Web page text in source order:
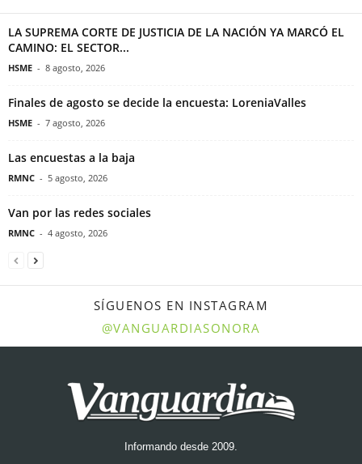
LA SUPREMA CORTE DE JUSTICIA DE LA NACIÓN YA MARCÓ EL
CAMINO: EL SECTOR...
HSME - 8 agosto, 2026
Finales de agosto se decide la encuesta: LoreniaValles
HSME - 7 agosto, 2026
Las encuestas a la baja
RMNC - 5 agosto, 2026
Van por las redes sociales
RMNC - 4 agosto, 2026
SÍGUENOS EN INSTAGRAM
@VANGUARDIASONORA
Informando desde 2009.